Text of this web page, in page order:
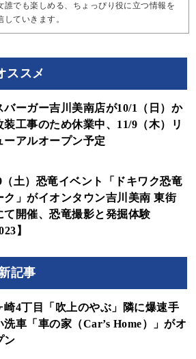
誰でも楽しめる、ちょっぴり役に立つ情報を
していきます。
ススメ
バーガー吉川美南店が10/1（日）か
装工事のため休業中、11/9（木）リ
ーアルオープン予定
（土）恐竜イベント「ドキワク恐竜
ク」がイオンタウン吉川美南 東街
て開催、恐竜撮影と発掘体験
】
記事
崎4丁目「吹上のやぶ」隣に爆速手
洗車「車の家（Car’s Home）」がオ
ン